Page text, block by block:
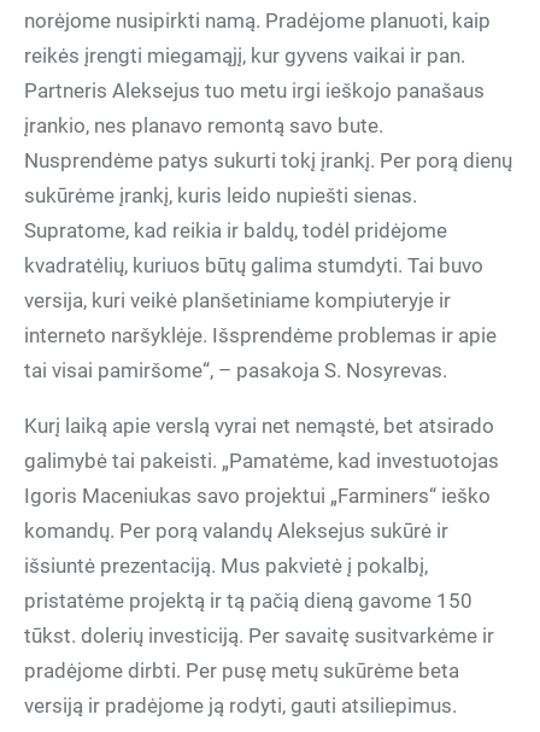
norėjome nusipirkti namą. Pradėjome planuoti, kaip
reikės įrengti miegamąjį, kur gyvens vaikai ir pan.
Partneris Aleksejus tuo metu irgi ieškojo panašaus
įrankio, nes planavo remontą savo bute.
Nusprendėme patys sukurti tokį įrankį. Per porą dienų
sukūrėme įrankį, kuris leido nupiešti sienas.
Supratome, kad reikia ir baldų, todėl pridėjome
kvadratėlių, kuriuos būtų galima stumdyti. Tai buvo
versija, kuri veikė planšetiniame kompiuteryje ir
interneto naršyklėje. Išsprendėme problemas ir apie
tai visai pamiršome“, – pasakoja S. Nosyrevas.
Kurį laiką apie verslą vyrai net nemąstė, bet atsirado
galimybė tai pakeisti. „Pamatėme, kad investuotojas
Igoris Maceniukas savo projektui „Farminers“ ieško
komandų. Per porą valandų Aleksejus sukūrė ir
išsiuntė prezentaciją. Mus pakvietė į pokalbį,
pristatėme projektą ir tą pačią dieną gavome 150
tūkst. dolerių investiciją. Per savaitę susitvarkėme ir
pradėjome dirbti. Per pusę metų sukūrėme beta
versiją ir pradėjome ją rodyti, gauti atsiliepimus.